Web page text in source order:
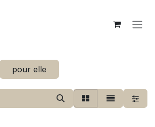
pour elle